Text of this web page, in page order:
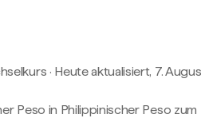
· Heute aktualisiert, 7.
Peso in Philippinischer Peso zum